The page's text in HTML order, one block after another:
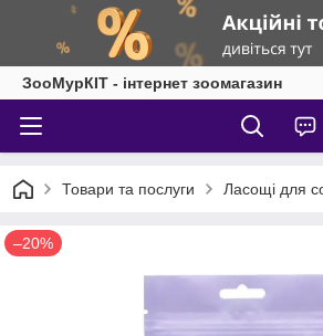
ЗооМурКІТ - інтернет зоомагазин
Товари та послуги Ласощі для
–20%